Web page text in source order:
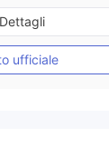
in Australia
(MM)
principale MT4
Dettagli
ufficiale